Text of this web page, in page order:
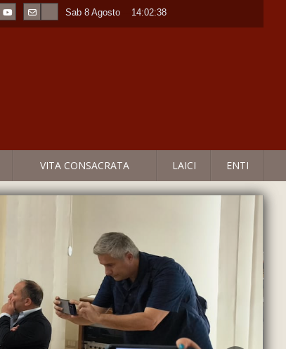
Sab 8 Agosto 14:02:39
VITA CONSACRATA LAICI ENTI